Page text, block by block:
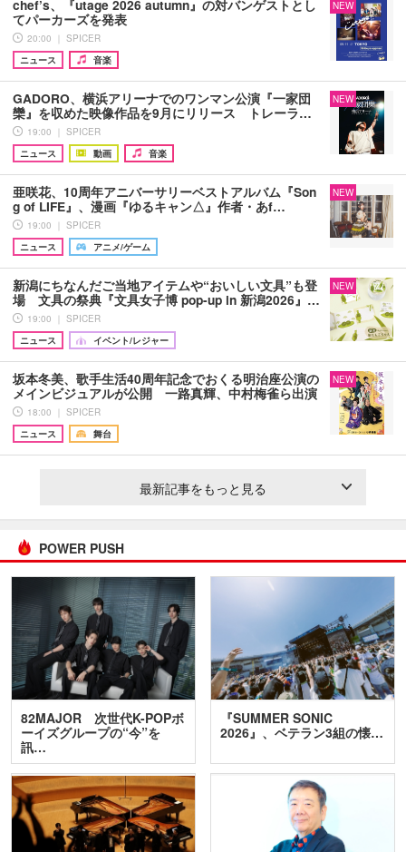
chef’s、『utage 2026 autumn』の対バンゲストとし
てパーカーズを発表
20:00 ｜ SPICER
ニュース
音楽
NEW
GADORO、横浜アリーナでのワンマン公演『一家団
欒』を収めた映像作品を9月にリリース トレーラ…
19:00 ｜ SPICER
ニュース
動画 音楽
NEW
亜咲花、10周年アニバーサリーベストアルバム『Son
g of LIFE』、漫画『ゆるキャン△』作者・あf…
19:00 ｜ SPICER
ニュース
アニメ/ゲーム
NEW
新潟にちなんだご当地アイテムや“おいしい文具”も登
場 文具の祭典『文具女子博 pop-up in 新潟2026』…
19:00 ｜ SPICER
ニュース
イベント/レジャー
NEW
坂本冬美、歌手生活40周年記念でおくる明治座公演の
メインビジュアルが公開 一路真輝、中村梅雀ら出演
18:00 ｜ SPICER
ニュース
舞台
NEW
最新記事をもっと見る
POWER PUSH
82MAJOR 次世代K-POPボ
ーイズグループの“今”を
訊…
『SUMMER SONIC
2026』、ベテラン3組の懐…